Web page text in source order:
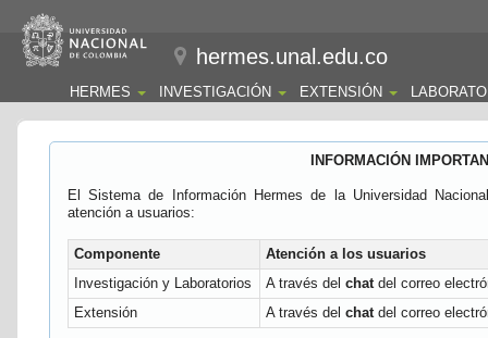
hermes.unal.edu.co
HERMES INVESTIGACIÓN EXTENSIÓN
INFORMACIÓN
El Sistema de Información Hermes de la Universidad
atención a usuarios:
Componente
Atención a los usuarios
Investigación y Laboratorios
A través del chatdel correo
Extensión
A través del chatdel correo